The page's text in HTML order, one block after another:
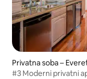
Privatna soba –
#3 Moderni privatni